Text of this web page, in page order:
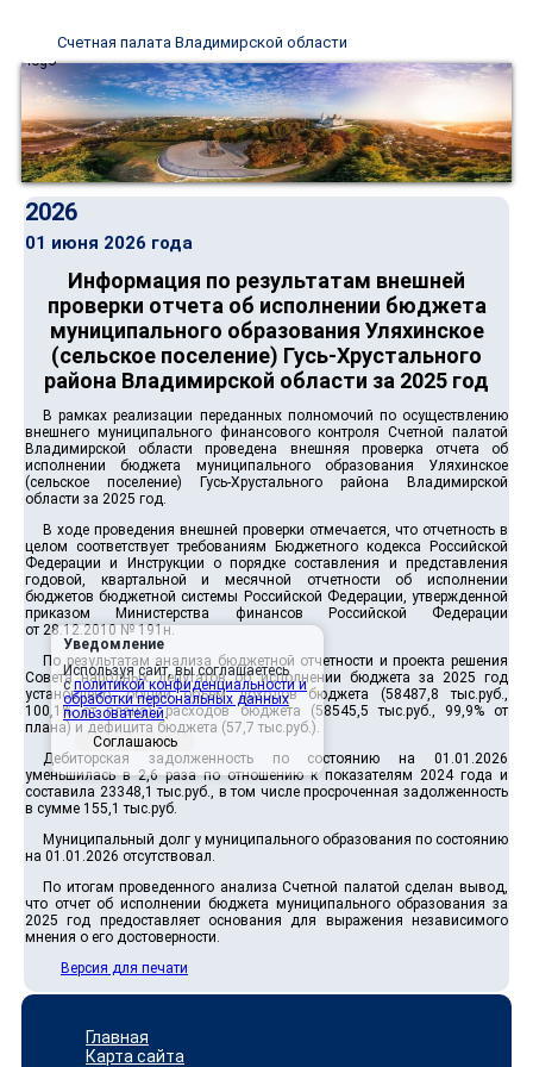
Счетная палата Владимирской области
2026
01 июня 2026 года
Информация по результатам внешней
проверки отчета об исполнении бюджета
муниципального образования Уляхинское
(сельское поселение) Гусь-Хрустального
района Владимирской области за 2025 год
В рамках реализации переданных полномочий по осуществлению
внешнего муниципального финансового контроля Счетной палатой
Владимирской области проведена внешняя проверка отчета об
исполнении бюджета муниципального образования Уляхинское
(сельское поселение) Гусь-Хрустального района Владимирской
области за 2025 год.
В ходе проведения внешней проверки отмечается, что отчетность в
целом соответствует требованиям Бюджетного кодекса Российской
Федерации и Инструкции о порядке составления и представления
годовой, квартальной и месячной отчетности об исполнении
бюджетов бюджетной системы Российской Федерации, утвержденной
приказом Министерства финансов Российской Федерации
от 28.12.2010 № 191н.
По результатам анализа бюджетной отчетности и проекта решения
Совета народных депутатов об исполнении бюджета за 2025 год
установлено: общий объем доходов бюджета (58487,8 тыс.руб.,
100,1% от плана), расходов бюджета (58545,5 тыс.руб., 99,9% от
плана) и дефицита бюджета (57,7 тыс.руб.).
Дебиторская задолженность по состоянию на 01.01.2026
уменьшилась в 2,6 раза по отношению к показателям 2024 года и
составила 23348,1 тыс.руб., в том числе просроченная задолженность
в сумме 155,1 тыс.руб.
Муниципальный долг у муниципального образования по состоянию
на 01.01.2026 отсутствовал.
По итогам проведенного анализа Счетной палатой сделан вывод,
что отчет об исполнении бюджета муниципального образования за
2025 год предоставляет основания для выражения независимого
мнения о его достоверности.
Версия для печати
Главная
Карта сайта
Уведомление
Используя сайт, вы соглашаетесь
сполитикой конфиденциальности и
обработки персональных данных
пользователей.
Соглашаюсь